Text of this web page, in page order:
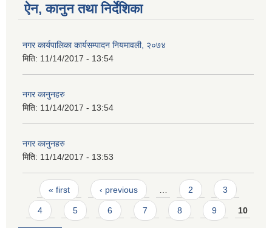
ऐन, कानुन तथा निर्देशिका
नगर कार्यपालिका कार्यसम्पादन नियमावली, २०७४
मिति: 11/14/2017 - 13:54
नगर कानुनहरु
मिति: 11/14/2017 - 13:54
नगर कानुनहरु
मिति: 11/14/2017 - 13:53
Pages
« first ‹ previous 2 3
4 5 6 7 8 9 10